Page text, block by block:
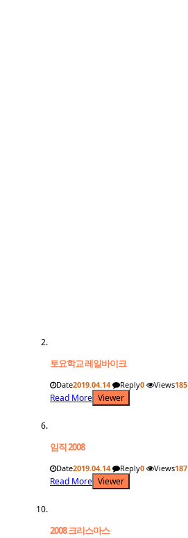
토요학교 레일바이크
Date2019.04.14 Reply0 Views185
Read More Viewer
임직 2008
Date2019.04.14 Reply0 Views187
Read More Viewer
2008 크리스마스